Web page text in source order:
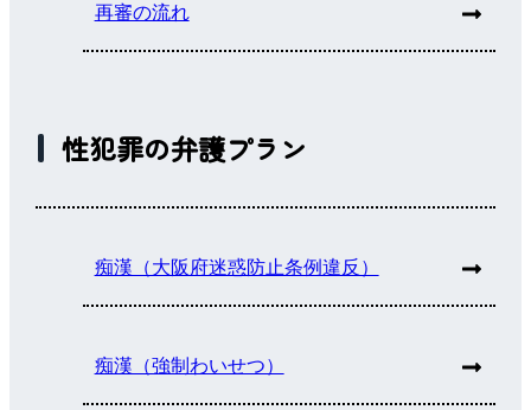
再審の流れ
性犯罪の弁護プラン
痴漢（大阪府迷惑防止条例違反）
痴漢（強制わいせつ）